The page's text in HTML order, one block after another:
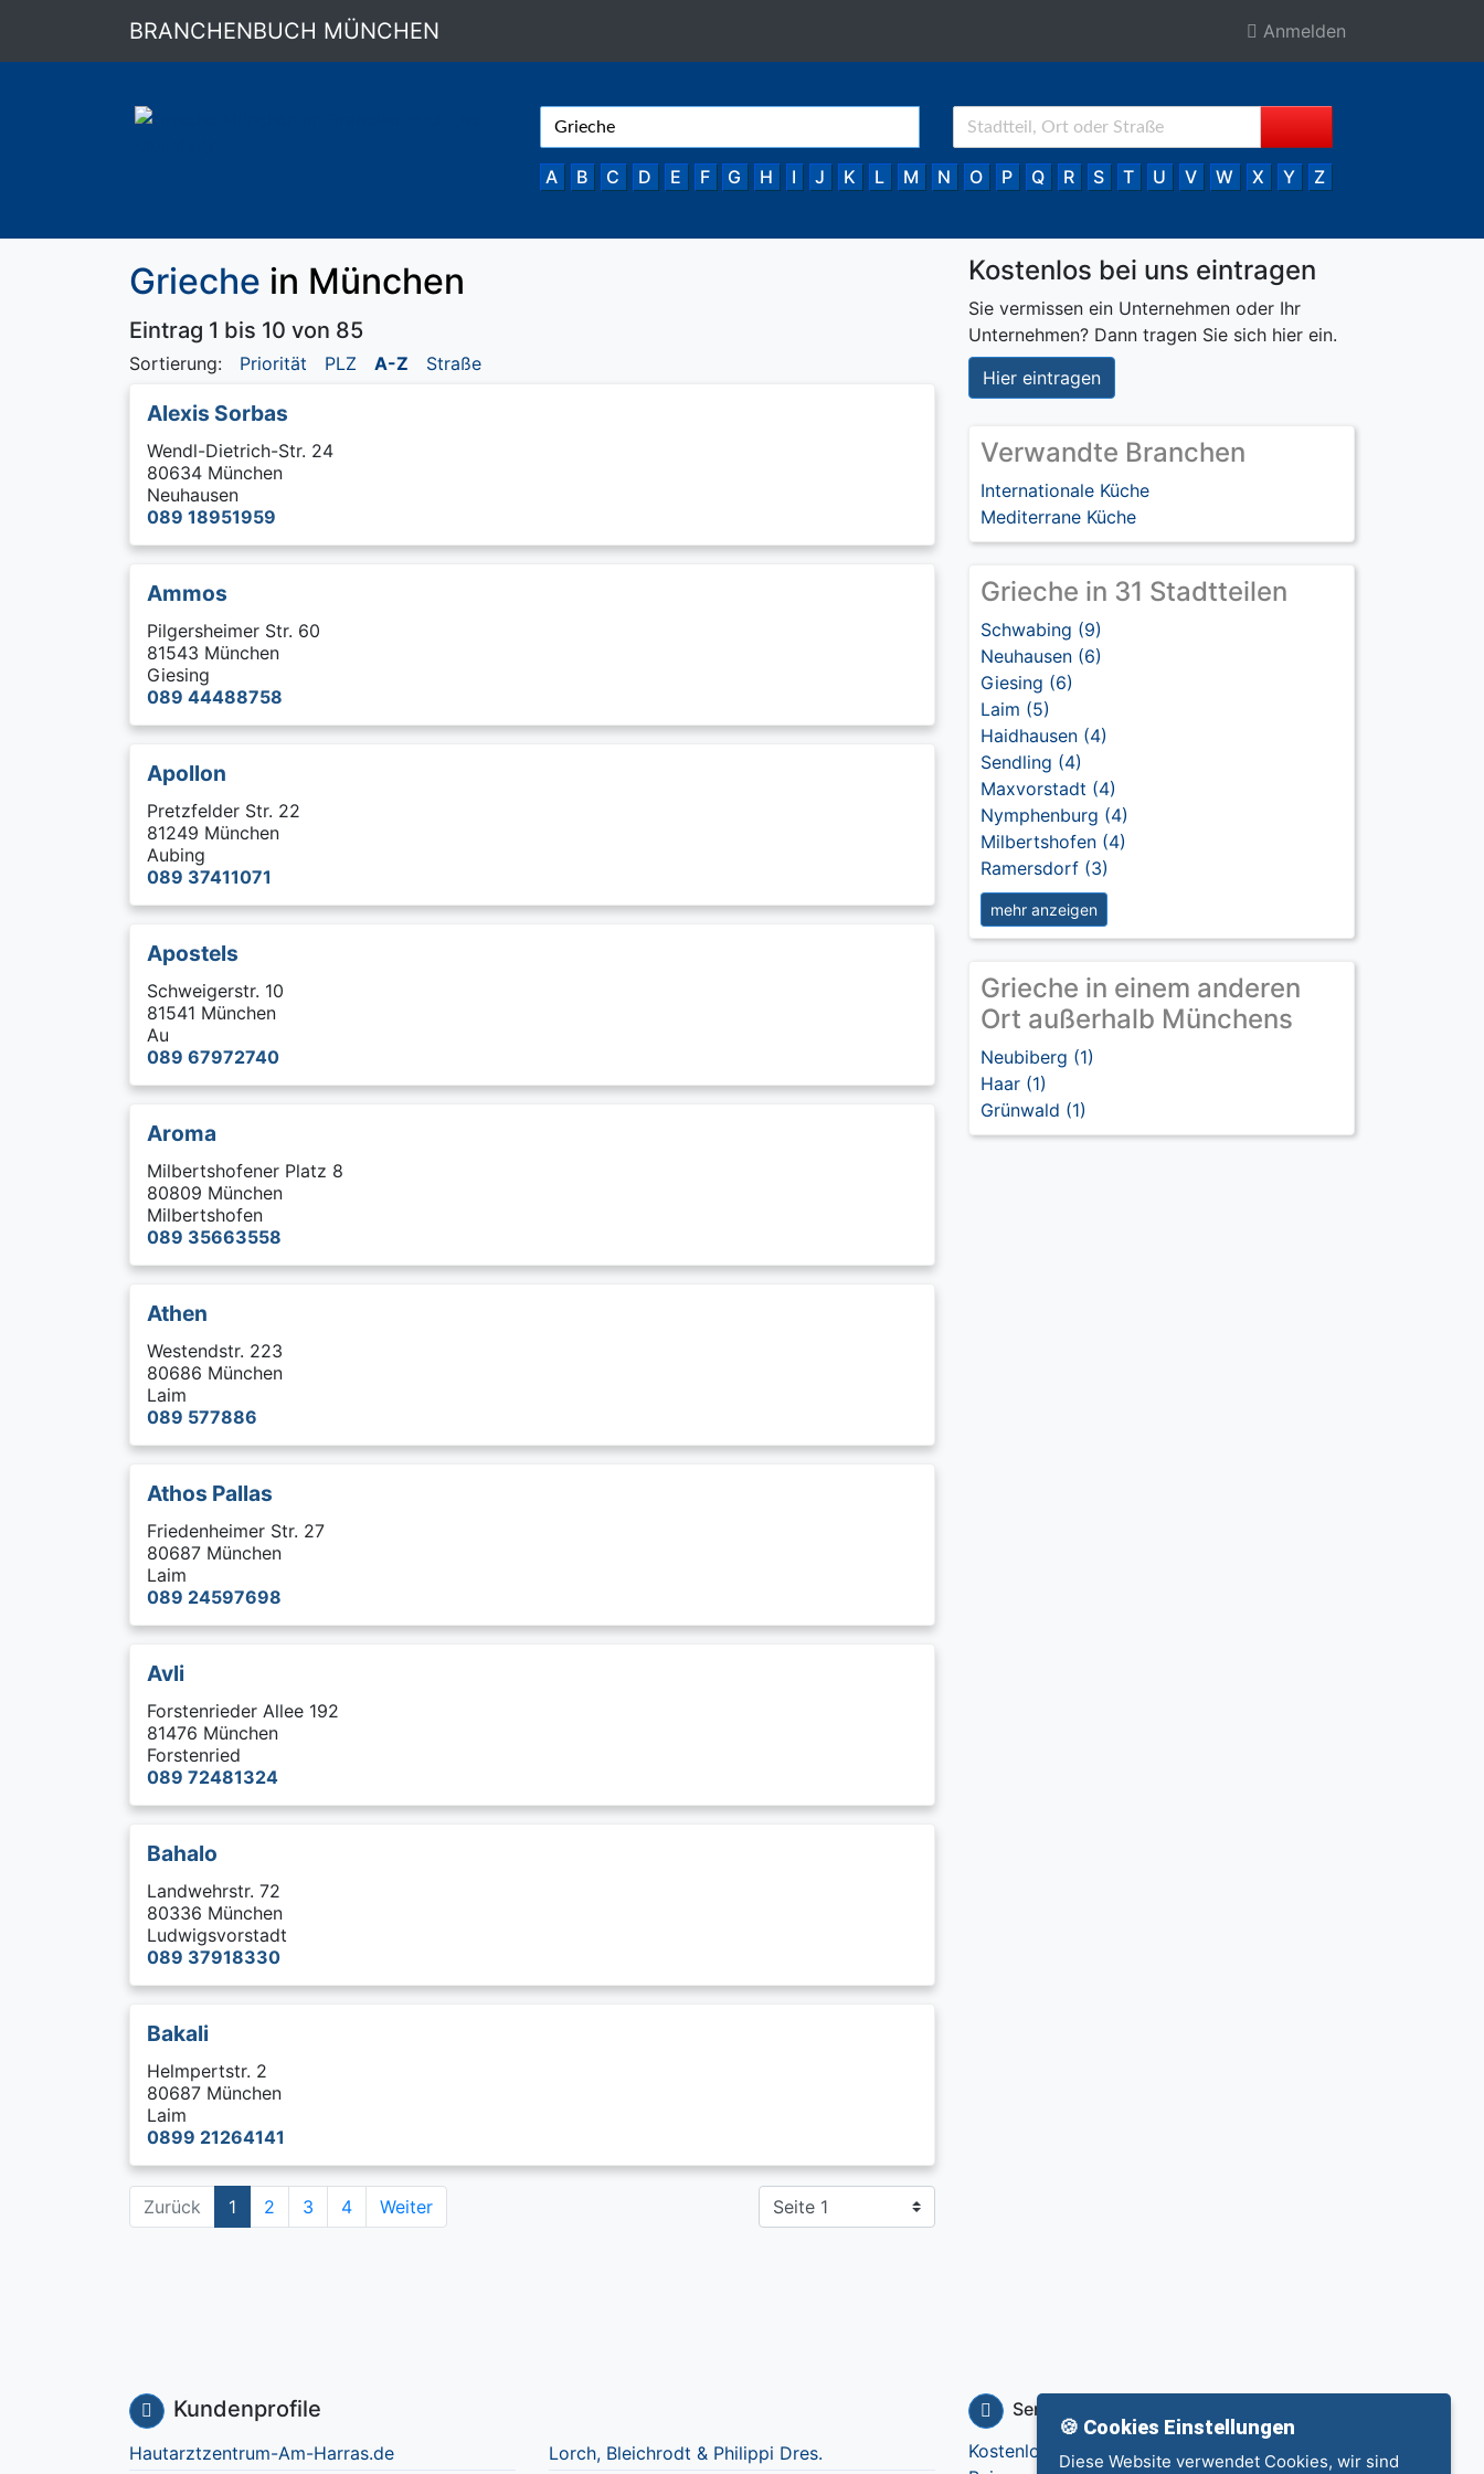
BRANCHENBUCH MÜNCHEN Anmelden
A B C D E F G H I J K L M N O P Q R S T U V W X Y Z
Grieche in München
Eintrag 1 bis 10 von 85
Sortierung: Priorität PLZ A-Z Straße
Alexis Sorbas
Wendl-Dietrich-Str. 24
80634 München
Neuhausen
089 18951959
Ammos
Pilgersheimer Str. 60
81543 München
Giesing
089 44488758
Apollon
Pretzfelder Str. 22
81249 München
Aubing
089 37411071
Apostels
Schweigerstr. 10
81541 München
Au
089 67972740
Aroma
Milbertshofener Platz 8
80809 München
Milbertshofen
089 35663558
Athen
Westendstr. 223
80686 München
Laim
089 577886
Athos Pallas
Friedenheimer Str. 27
80687 München
Laim
089 24597698
Avli
Forstenrieder Allee 192
81476 München
Forstenried
089 72481324
Bahalo
Landwehrstr. 72
80336 München
Ludwigsvorstadt
089 37918330
Bakali
Helmpertstr. 2
80687 München
Laim
0899 21264141
Zurück 1 2 3 4 Weiter
Kostenlos bei uns eintragen
Sie vermissen ein Unternehmen oder Ihr
Unternehmen? Dann tragen Sie sich hier ein.
Hier eintragen
Verwandte Branchen
Internationale Küche
Mediterrane Küche
Grieche in 31 Stadtteilen
Schwabing (9)
Neuhausen (6)
Giesing (6)
Laim (5)
Haidhausen (4)
Sendling (4)
Maxvorstadt (4)
Nymphenburg (4)
Milbertshofen (4)
Ramersdorf (3)
mehr anzeigen
Grieche in einem anderen
Ort außerhalb Münchens
Neubiberg (1)
Haar (1)
Grünwald (1)
Kundenprofile
Hautarztzentrum-Am-Harras.de Lorch, Bleichrodt & Philippi Dres.
Service
Kostenlos eintragen
Datenschutz
🍪 Cookies Einstellungen
Diese Website verwendet Cookies, wir sind